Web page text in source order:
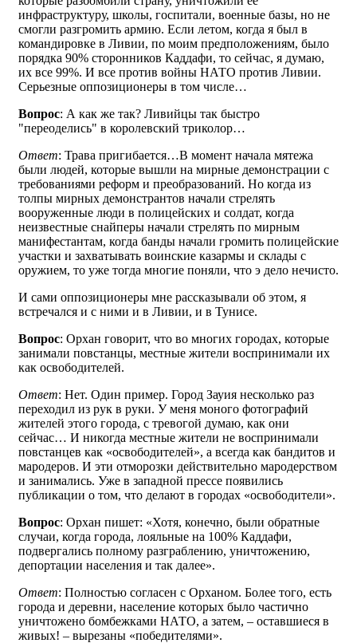
инфраструктуру, школы, госпитали, военные базы, но не
смогли разгромить армию. Если летом, когда я был в
командировке в Ливии, по моим предположениям, было
порядка 90% сторонников Каддафи, то сейчас, я думаю,
их все 99%. И все против войны НАТО против Ливии.
Серьезные оппозиционеры в том числе…
Вопрос: А как же так? Ливийцы так быстро
"переоделись" в королевский триколор…
Ответ: Трава пригибается…В момент начала мятежа
были людей, которые вышли на мирные демонстрации с
требованиями реформ и преобразований. Но когда из
толпы мирных демонстрантов начали стрелять
вооруженные люди в полицейских и солдат, когда
неизвестные снайперы начали стрелять по мирным
манифестантам, когда банды начали громить полицейские
участки и захватывать воинские казармы и склады с
оружием, то уже тогда многие поняли, что э дело нечисто.
И сами оппозиционеры мне рассказывали об этом, я
встречался и с ними и в Ливии, и в Тунисе.
Вопрос: Орхан говорит, что во многих городах, которые
занимали повстанцы, местные жители воспринимали их
как освободителей.
Ответ: Нет. Один пример. Город Зауия несколько раз
переходил из рук в руки. У меня моного фотографий
жителей этого города, с тревогой думаю, как они
сейчас… И никогда местные жители не воспринимали
повстанцев как «освободителей», а всегда как бандитов и
мародеров. И эти отморозки действительно мародерством
и занимались. Уже в западной прессе появились
публикации о том, что делают в городах «освободители».
Вопрос: Орхан пишет: «Хотя, конечно, были обратные
случаи, когда города, лояльные на 100% Каддафи,
подвергались полному разграблению, уничтожению,
депортации населения и так далее».
Ответ: Полностью согласен с Орханом. Более того, есть
города и деревни, население которых было частично
уничтожено бомбежками НАТО, а затем, – оставшиеся в
живых! – вырезаны «победителями».